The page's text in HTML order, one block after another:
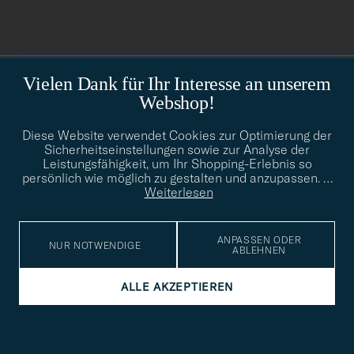
Vielen Dank für Ihr Interesse an unserem
Webshop!
Diese Website verwendet Cookies zur Optimierung der
Sicherheitseinstellungen sowie zur Analyse der
Leistungsfähigkeit, um Ihr Shopping-Erlebnis so
persönlich wie möglich zu gestalten und anzupassen. …
Weiterlesen
NUR NOTWENDIGE
ANPASSEN ODER
ABLEHNEN
ALLE AKZEPTIEREN
dig
till
vårt
CARE OF CARL
SOZIALE MEDIEN
Benötigen Sie Hilfe bei der Suche nach Ihrem persönlichen Stil?